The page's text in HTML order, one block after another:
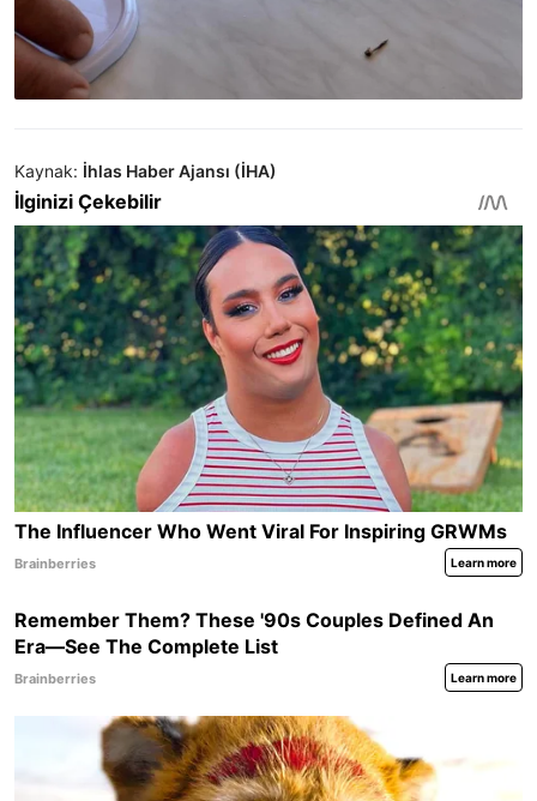
Kaynak: İhlas Haber Ajansı (İHA)